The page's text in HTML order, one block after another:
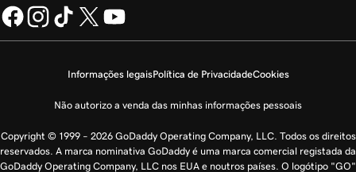
Informações legaisPolítica de PrivacidadeCookies
Não autorizo a venda das minhas informações pessoais
Copyright © 1999 – 2026 GoDaddy Operating Company, LLC. Todos os direitos
reservados. A marca nominativa GoDaddy é uma marca comercial registada da
GoDaddy Operating Company, LLC nos EUA e noutros países. O logótipo "GO"